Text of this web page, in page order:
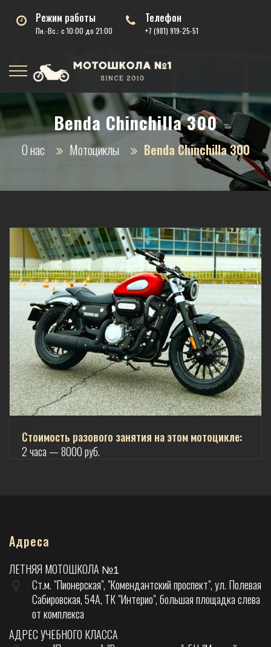
Режим работы
Пн.-Вс.: с 10:00 до 21:00
Телефон
+7 (981) 919-25-51
Benda Chinchilla 300
О нас Мотоциклы Benda Chinchilla 300
Стоимость разового занятия на этом мотоцикле:
2 часа — 8000 руб.
Адреса
ЛЕТНЯЯ МОТОШКОЛА №1
Ст.м. "Пионерская", "Комендантский проспект", ул. Полевая
Сабировская, 54А, ТК "Интерио", большая площадка слева
от комплекса
АДРЕС УЧЕБНОГО КЛАССА